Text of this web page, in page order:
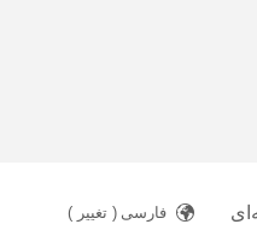
فارسی ( تغییر )